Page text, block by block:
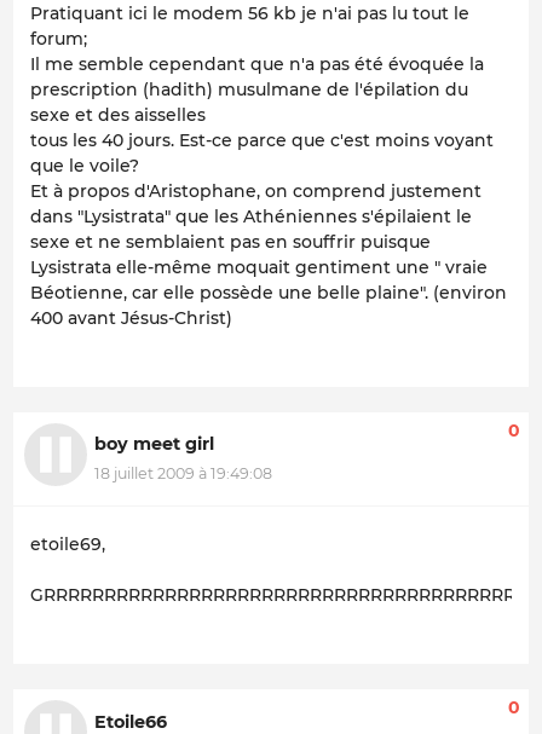
Pratiquant ici le modem 56 kb je n'ai pas lu tout le
forum;
Il me semble cependant que n'a pas été évoquée la
prescription (hadith) musulmane de l'épilation du
sexe et des aisselles
tous les 40 jours. Est-ce parce que c'est moins voyant
que le voile?
Et à propos d'Aristophane, on comprend justement
dans "Lysistrata" que les Athéniennes s'épilaient le
sexe et ne semblaient pas en souffrir puisque
Lysistrata elle-même moquait gentiment une " vraie
Béotienne, car elle possède une belle plaine". (environ
400 avant Jésus-Christ)
boy meet girl
18 juillet 2009 à 19:49:08
0
etoile69,
Etoile66
0